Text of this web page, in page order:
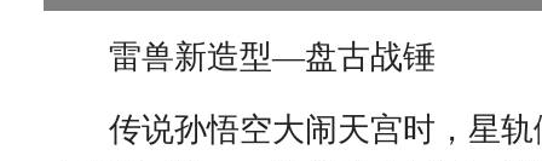
雷兽新造型—盘古战锤
传说孙悟空大闹天宫时，星轨